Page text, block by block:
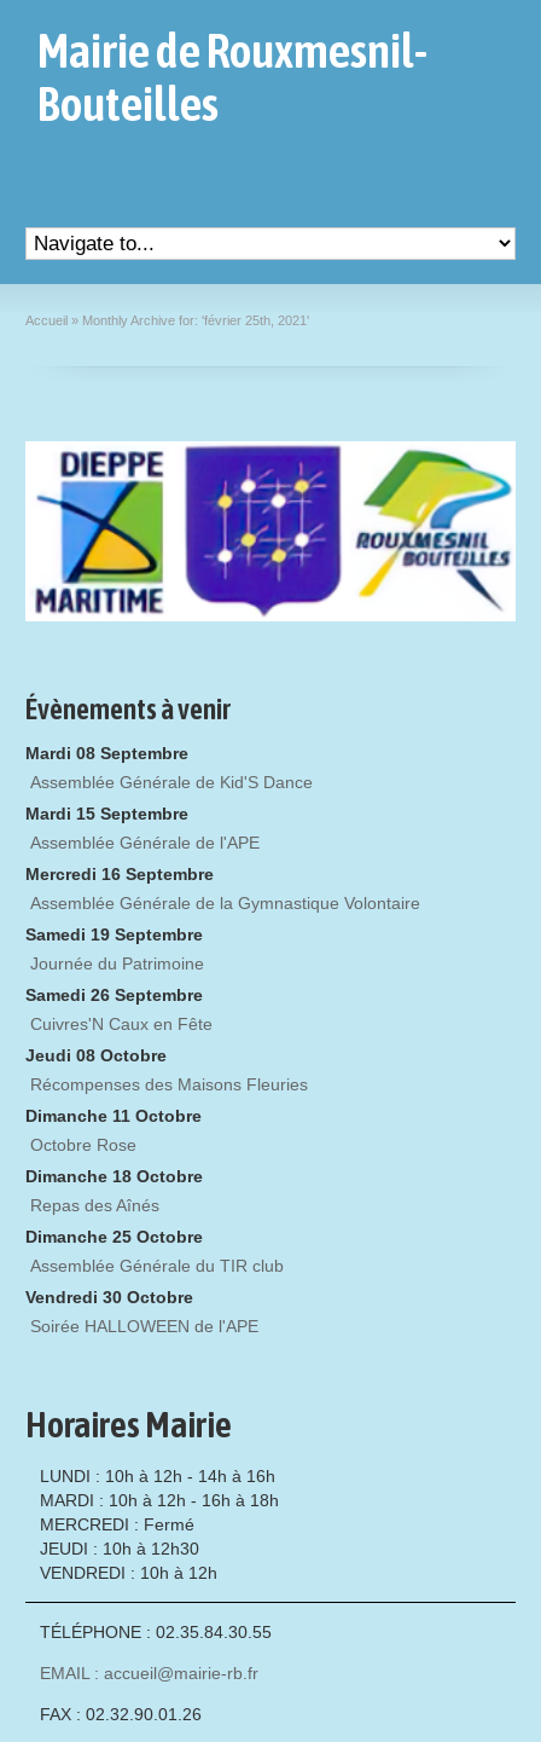
Mairie de Rouxmesnil-
Bouteilles
Accueil » Monthly Archive for: 'février 25th, 2021'
Évènements à venir
Mardi 08 Septembre
Assemblée Générale de Kid'S Dance
Mardi 15 Septembre
Assemblée Générale de l'APE
Mercredi 16 Septembre
Assemblée Générale de la Gymnastique Volontaire
Samedi 19 Septembre
Journée du Patrimoine
Samedi 26 Septembre
Cuivres'N Caux en Fête
Jeudi 08 Octobre
Récompenses des Maisons Fleuries
Dimanche 11 Octobre
Octobre Rose
Dimanche 18 Octobre
Repas des Aînés
Dimanche 25 Octobre
Assemblée Générale du TIR club
Vendredi 30 Octobre
Soirée HALLOWEEN de l'APE
Horaires Mairie
LUNDI : 10h à 12h - 14h à 16h
MARDI : 10h à 12h - 16h à 18h
MERCREDI : Fermé
JEUDI : 10h à 12h30
VENDREDI : 10h à 12h
TÉLÉPHONE : 02.35.84.30.55
EMAIL : accueil@mairie-rb.fr
FAX : 02.32.90.01.26